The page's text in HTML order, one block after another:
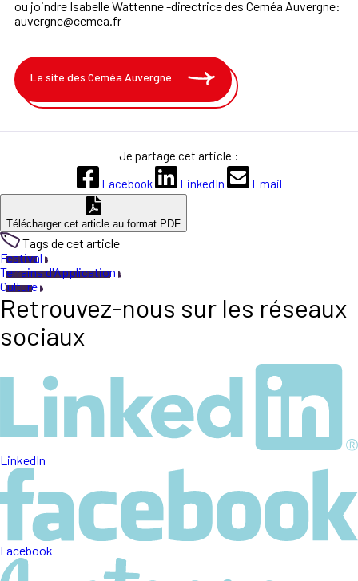
ou joindre Isabelle Wattenne -directrice des Ceméa Auvergne:
auvergne@cemea.fr
Le site des Ceméa Auvergne
Je partage cet article :
Facebook
LinkedIn Email
Télécharger cet article au format PDF
Tags de cet article
Festival
Terrains d'Application
Culture
Retrouvez-nous sur les réseaux
sociaux
LinkedIn
Facebook